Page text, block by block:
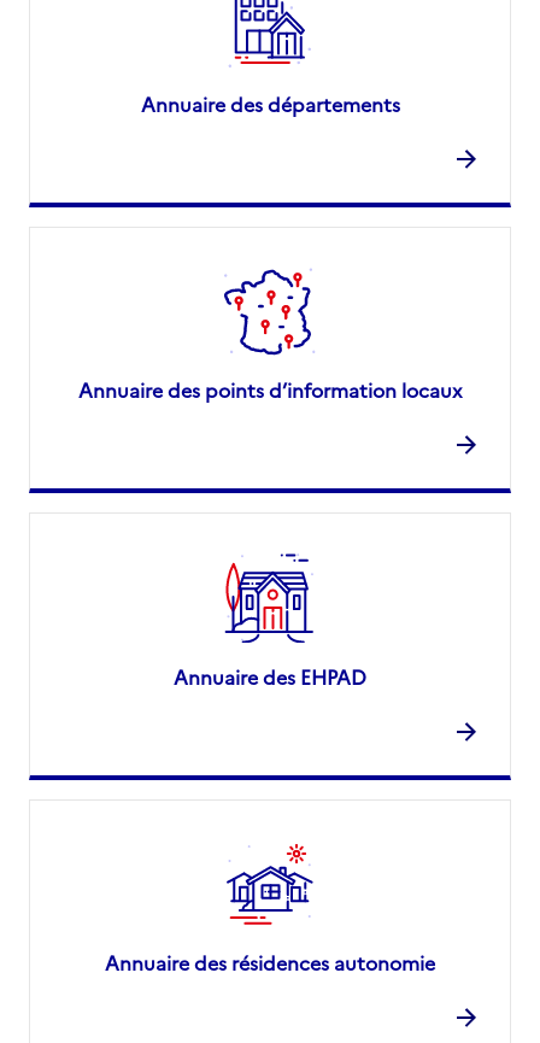
Annuaire des départements
Annuaire des points d’information locaux
Annuaire des EHPAD
Annuaire des résidences autonomie